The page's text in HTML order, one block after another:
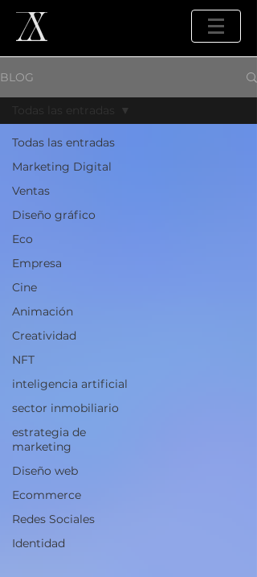
BLOG
Todas las entradas
Marketing Digital
Ventas
Diseño gráfico
Eco
Empresa
Cine
Animación
Creatividad
NFT
inteligencia artificial
sector inmobiliario
estrategia de
marketing
Diseño web
Ecommerce
Redes Sociales
Identidad
Todas las entradas